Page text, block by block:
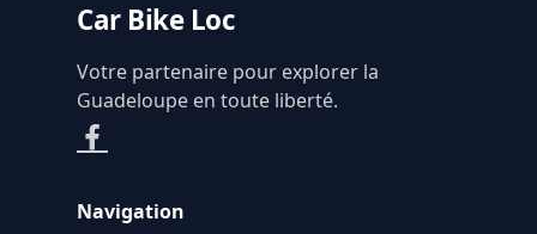
Car Bike Loc
Votre partenaire pour explorer la
Guadeloupe en toute liberté.
Navigation